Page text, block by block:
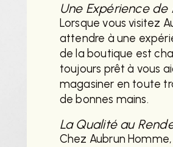
Une Expérience
Lorsque vous visitez
attendre à une
de la boutique est
toujours prêt à vous
magasiner en toute
de bonnes mains.
La Qualité au
Chez Aubrun